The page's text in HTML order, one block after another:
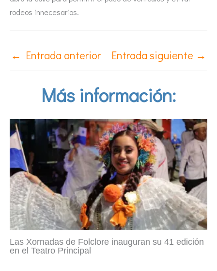
rodeos innecesarios.
← Entrada anterior Entrada siguiente →
Más información:
Las Xornadas de Folclore inauguran su 41 edición
en el Teatro Principal